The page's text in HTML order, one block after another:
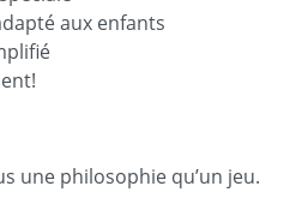
aux enfants
une philosophie qu’un jeu.